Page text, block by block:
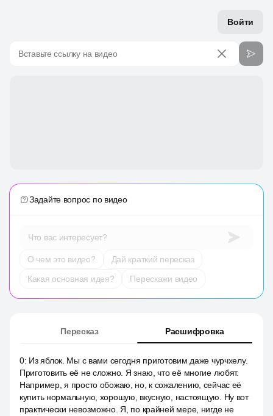
Войти
Вставьте ссылку на видео
Задайте вопрос по видео
Что вас интересует?
О чем это видео?
Дай краткий пересказ
Какая основная идея?
Перескажи видео
Пересказ Расшифровка
0: Из яблок. Мы с вами сегодня приготовим даже чурчхелу.
Приготовить её не сложно. Я знаю, что её многие любят.
Например, я просто обожаю, но, к сожалению, сейчас её
купить нормальную, хорошую, вкусную, настоящую. Ну вот
практически невозможно. Я, по крайней мере, нигде не